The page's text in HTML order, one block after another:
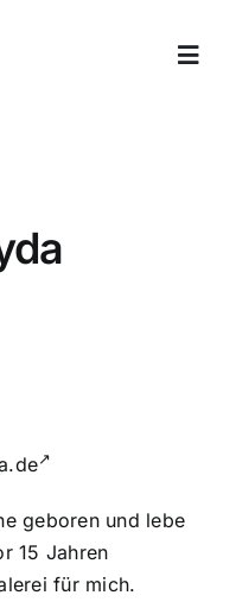
geboren und lebe
15 Jahren
für mich.